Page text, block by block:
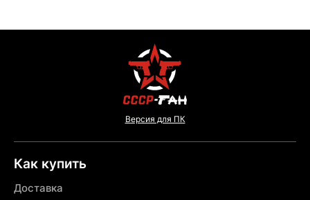
Версия для ПК
Как купить
Доставка